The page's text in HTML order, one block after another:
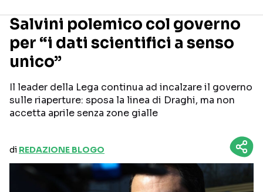
Seguici sui social
Salvini polemico col governo
per “i dati scientifici a senso
unico”
Il leader della Lega continua ad incalzare il governo
sulle riaperture: sposa la linea di Draghi, ma non
accetta aprile senza zone gialle
di REDAZIONE BLOGO